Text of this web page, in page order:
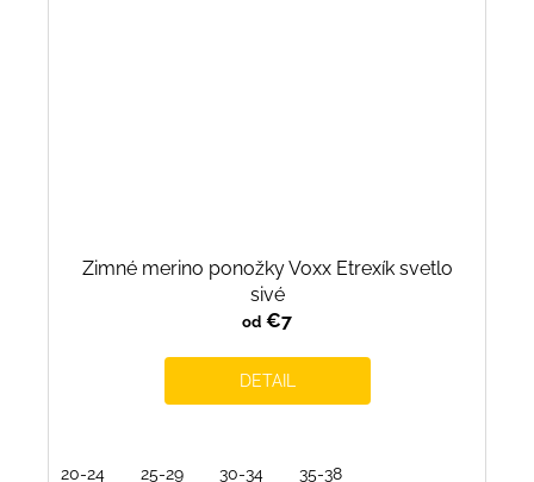
Zimné merino ponožky Voxx Etrexík svetlo
sivé
od €7
DETAIL
20-24 25-29 30-34 35-38